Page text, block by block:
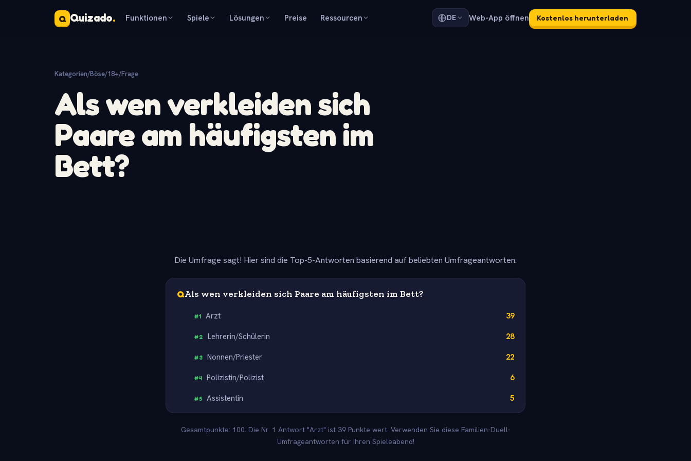
Q Quizado. Funktionen Spiele Lösungen Preise Ressourcen DE Web-App öffnen Kostenlos herunterladen
Kategorien/Böse/18+/Frage
Als wen verkleiden sich
Paare am häufigsten im
Bett?
Die Umfrage sagt! Hier sind die Top-5-Antworten basierend auf beliebten Umfrageantworten.
QAls wen verkleiden sich Paare am häufigsten im Bett?
#1 Arzt 39
#2 Lehrerin/Schülerin 28
#3 Nonnen/Priester 22
#4 Polizistin/Polizist 6
#5 Assistentin 5
Gesamtpunkte: 100. Die Nr. 1 Antwort "Arzt" ist 39 Punkte wert. Verwenden Sie diese Familien-Duell-
Umfrageantworten für Ihren Spieleabend!